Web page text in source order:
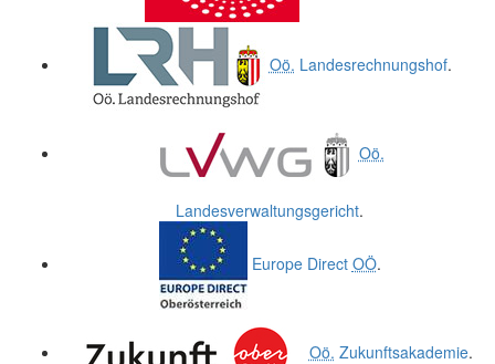
Oö. Landesrechnungshof.
Oö.
Landesverwaltungsgericht.
Europe Direct OÖ.
Oö. Zukunftsakademie.